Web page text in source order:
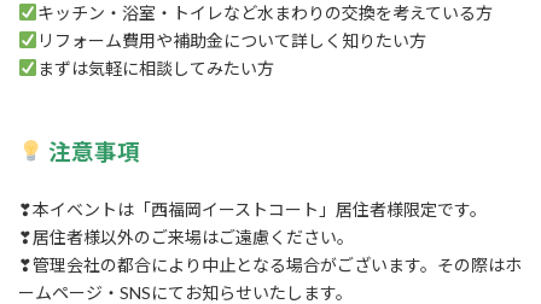
キッチン・浴室・トイレなど水まわりの交換を考えている方
リフォーム費用や補助金について詳しく知りたい方
まずは気軽に相談してみたい方
注意事項
❣本イベントは「西福岡イーストコート」居住者様限定です。
❣居住者様以外のご来場はご遠慮ください。
❣管理会社の都合により中止となる場合がございます。その際はホ
ームページ・SNSにてお知らせいたします。